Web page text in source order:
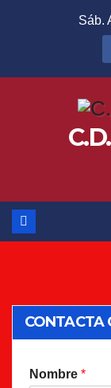
Sáb.
CONTACTA
Nombre *